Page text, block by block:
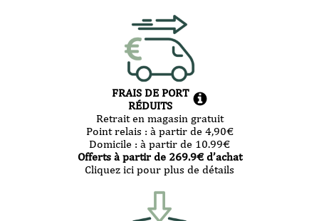
FRAIS DE PORT
RÉDUITS
Retrait en magasin gratuit
Point relais : à partir de 4,90€
Domicile : à partir de 10.99€
Offerts à partir de 269.9€ d’achat
Cliquez ici pour plus de détails